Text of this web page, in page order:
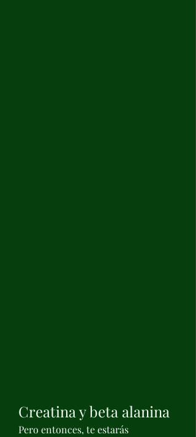
Creatina y beta alanina
Pero entonces, te estarás